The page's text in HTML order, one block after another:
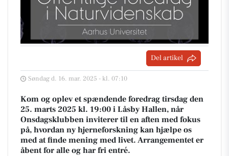
Del artikel
Søndag d. 16. mar. 2025 - kl. 07:10
Kom og oplev et spændende foredrag tirsdag den
25. marts 2025 kl. 19:00 i Låsby Hallen, når
Onsdagsklubben inviterer til en aften med fokus
på, hvordan ny hjerneforskning kan hjælpe os
med at finde mening med livet. Arrangementet er
åbent for alle og har fri entré.